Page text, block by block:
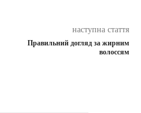
наступна стаття
Правильний догляд за жирним
волоссям